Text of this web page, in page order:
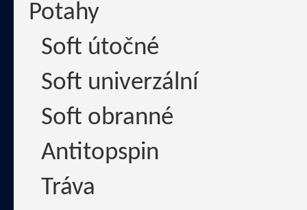
Potahy
Soft útočné
Soft univerzální
Soft obranné
Antitopspin
Tráva